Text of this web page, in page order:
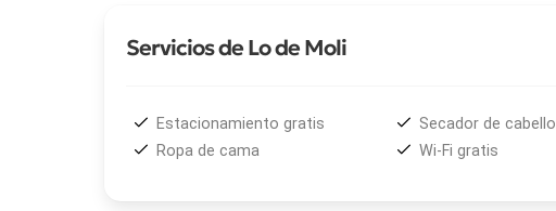
Servicios de Lo de Moli
Estacionamiento gratis
Ropa de cama
Secador de cabello
Wi-Fi gratis